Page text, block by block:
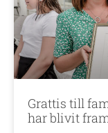
Grattis till
har blivit